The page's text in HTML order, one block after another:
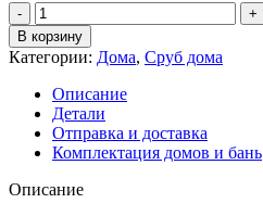
Количество
товара
Сруб
дома
7x8
(7
на
8)
чашу
В корзину
Категории: Дома, Сруб дома
Описание
Детали
Отправка и доставка
Комплектация домов и бань
Описание